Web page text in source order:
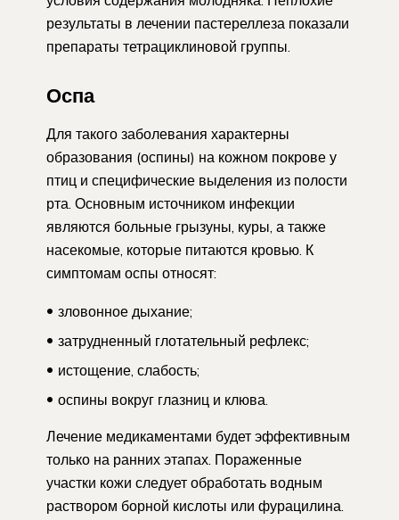
результаты в лечении пастереллеза показали
препараты тетрациклиновой группы.
Оспа
Для такого заболевания характерны
образования (оспины) на кожном покрове у
птиц и специфические выделения из полости
рта. Основным источником инфекции
являются больные грызуны, куры, а также
насекомые, которые питаются кровью. К
симптомам оспы относят:
зловонное дыхание;
затрудненный глотательный рефлекс;
истощение, слабость;
оспины вокруг глазниц и клюва.
Лечение медикаментами будет эффективным
только на ранних этапах. Пораженные
участки кожи следует обработать водным
раствором борной кислоты или фурацилина.